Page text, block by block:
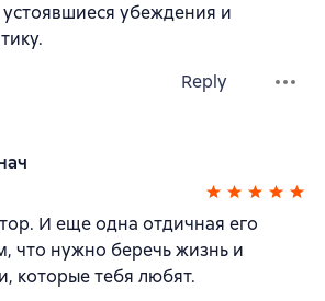
убеждения и
Reply
И еще одна отдичная его
что нужно беречь жизнь и
которые тебя любят.